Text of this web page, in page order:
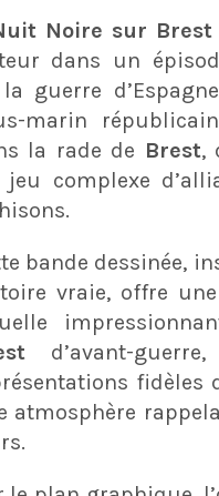
Noire sur Brest
dans un
guerre
marin
la rade de Brest,
jeu complexe
bande dessinée,
vraie, offre
d’avant-
fidèles
atmosphère